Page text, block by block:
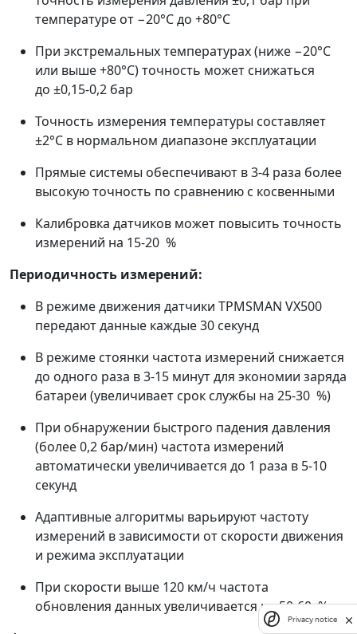
температуре от −20°C до +80°C
При экстремальных температурах (ниже −20°C
или выше +80°C) точность может снижаться
до ±0,15-0,2 бар
Точность измерения температуры составляет
±2°C в нормальном диапазоне эксплуатации
Прямые системы обеспечивают в 3-4 раза более
высокую точность по сравнению с косвенными
Калибровка датчиков может повысить точность
измерений на 15-20 %
Периодичность измерений:
В режиме движения датчики TPMSMAN VX500
передают данные каждые 30 секунд
В режиме стоянки частота измерений снижается
до одного раза в 3-15 минут для экономии заряда
батареи (увеличивает срок службы на 25-30 %)
При обнаружении быстрого падения давления
(более 0,2 бар/мин) частота измерений
автоматически увеличивается до 1 раза в 5-10
секунд
Адаптивные алгоритмы варьируют частоту
измерений в зависимости от скорости движения
и режима эксплуатации
При скорости выше 120 км/ч частота
обновления данных увеличивается на 50-60 %
Privacy notice